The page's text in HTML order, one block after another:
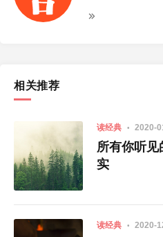
相关推荐
读经典 2020-
所有你听见
实
读经典 2020-